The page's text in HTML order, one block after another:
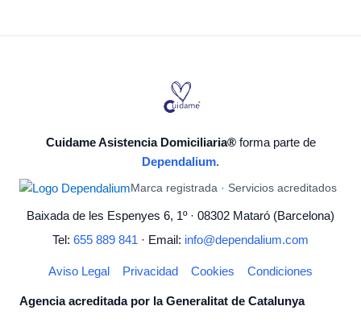
Cuidame Asistencia Domiciliaria®forma parte de
Dependalium.
Marca registrada · Servicios acreditados
Baixada de les Espenyes 6, 1º · 08302 Mataró (Barcelona)
Tel: 655 889 841 · Email: info@dependalium.com
Aviso Legal Privacidad Cookies Condiciones
Agencia acreditada por la Generalitat de Catalunya